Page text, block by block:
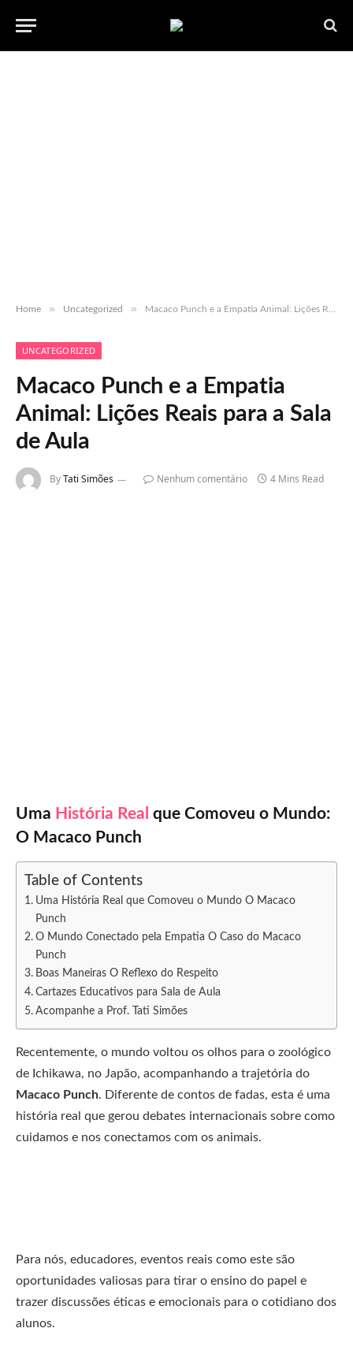
Home » Uncategorized » Macaco Punch e a Empatia Animal: Lições Reais para a Sala de Aula
UNCATEGORIZED
Macaco Punch e a Empatia
Animal: Lições Reais para a Sala
de Aula
ByTati Simões Nenhum comentário 4 Mins Read
Uma História Real que Comoveu o Mundo:
O Macaco Punch
Table of Contents
Uma História Real que Comoveu o Mundo O Macaco
Punch
O Mundo Conectado pela Empatia O Caso do Macaco
Punch
Boas Maneiras O Reflexo do Respeito
Cartazes Educativos para Sala de Aula
Acompanhe a Prof. Tati Simões
Recentemente, o mundo voltou os olhos para o zoológico
de Ichikawa, no Japão, acompanhando a trajetória do
Macaco Punch. Diferente de contos de fadas, esta é uma
história real que gerou debates internacionais sobre como
cuidamos e nos conectamos com os animais.
Para nós, educadores, eventos reais como este são
oportunidades valiosas para tirar o ensino do papel e
trazer discussões éticas e emocionais para o cotidiano dos
alunos.